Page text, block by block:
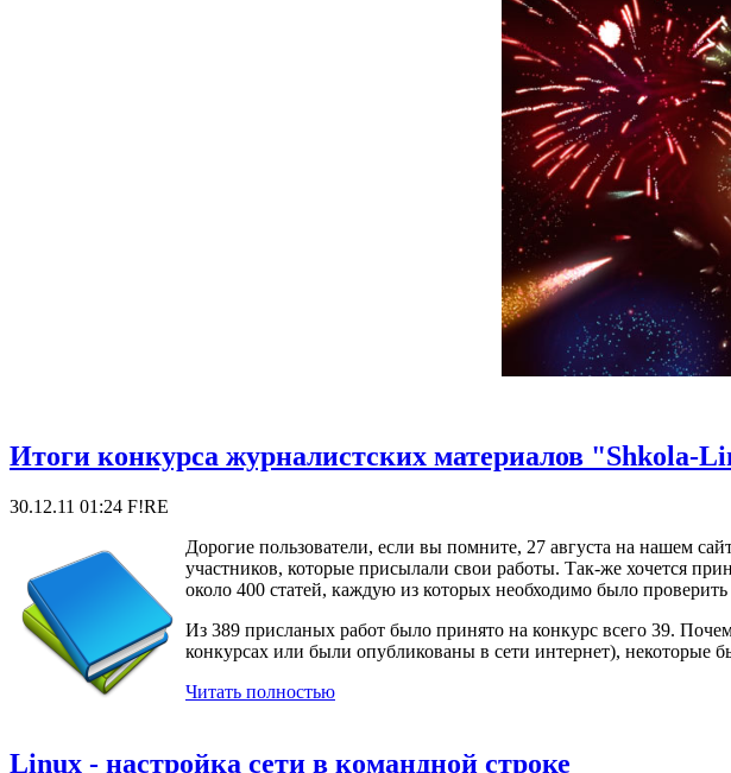
Итоги конкурса журналистских материалов "Shkola-
30.12.11 01:24 F!RE
Дорогие пользователи, если вы помните, 27 августа на нашем
участников, которые присылали свои работы. Так-же хочется
около 400 статей, каждую из которых необходимо было
Из 389 присланых работ было принято на конкурс всего 39.
конкурсах или были опубликованы в сети интернет), некоторые
Читать полностью
Linux - настройка сети в командной строке